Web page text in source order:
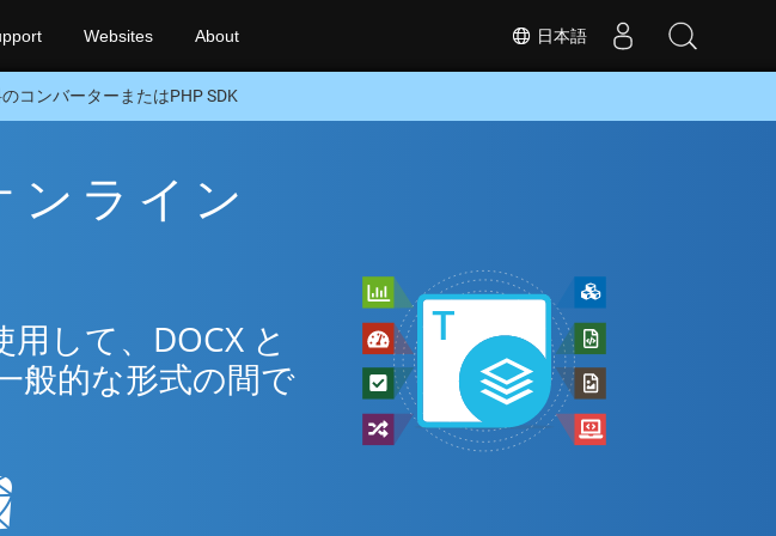
日本語
Websites About
コンバーターまたはPHP SDK
ンライン
して、DOCX と
般的な形式の間で